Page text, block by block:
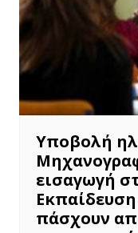
Υποβολή
εισαγωγή
πάσχουν